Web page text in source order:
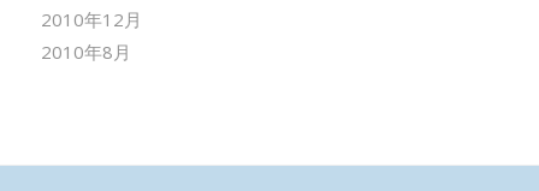
2010年12月
2010年8月